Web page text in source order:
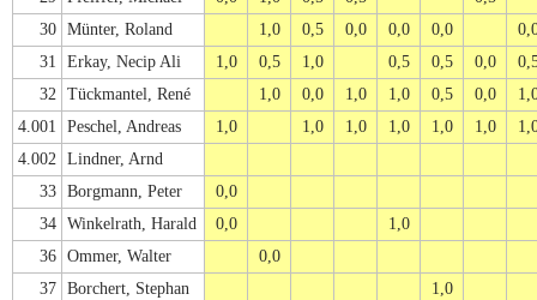
30 Münter, Roland 1,0 0,5 0,0 0,0 0,0
31
Erkay, Necip Ali 1,0 0,5 1,0 0,5 0,5 0,0
32 Tückmantel, René 1,0 0,0 1,0 1,0 0,5 0,0
4.001
Peschel, Andreas 1,0 1,0 1,0 1,0 1,0 1,0
4.002 Lindner, Arnd
33 Borgmann, Peter
0,0
34 Winkelrath, Harald 0,0
1,0
36 Ommer, Walter
0,0
37 Borchert, Stephan
1,0